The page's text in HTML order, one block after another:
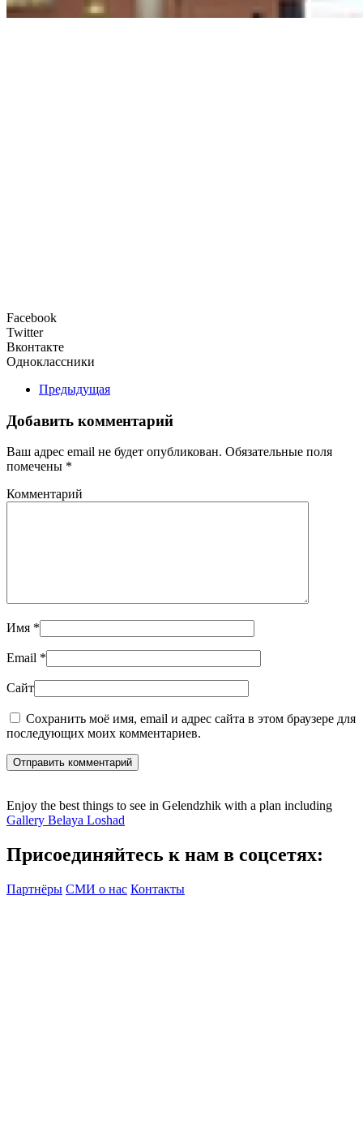
Facebook
Twitter
Вконтакте
Одноклассники
Предыдущая
Добавить комментарий
Ваш адрес email не будет опубликован. Обязательные поля
помечены *
Комментарий
Имя *
Email *
Сайт
Сохранить моё имя, email и адрес сайта в этом браузере для
последующих моих комментариев.
Отправить комментарий
Enjoy the best things to see in Gelendzhik with a plan including
Gallery Belaya Loshad
Присоединяйтесь к нам в соцсетях:
Партнёры СМИ о нас Контакты